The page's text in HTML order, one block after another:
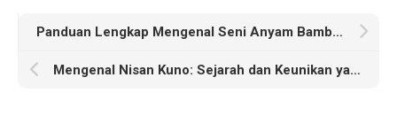
Panduan Lengkap Mengenal Seni Anyam Bambu Tradisional
Mengenal Nisan Kuno: Sejarah dan Keunikan yang Menarik